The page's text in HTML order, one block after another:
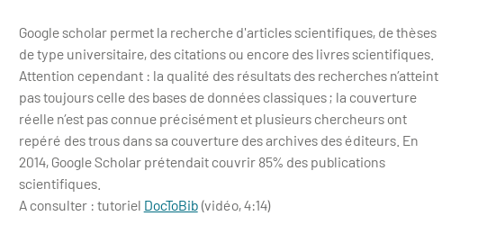
Google scholar permet la recherche d'articles scientifiques, de thèses
de type universitaire, des citations ou encore des livres scientifiques.
Attention cependant : la qualité des résultats des recherches n’atteint
pas toujours celle des bases de données classiques ; la couverture
réelle n’est pas connue précisément et plusieurs chercheurs ont
repéré des trous dans sa couverture des archives des éditeurs. En
2014, Google Scholar prétendait couvrir 85% des publications
scientifiques.
A consulter : tutoriel DocToBib(vidéo, 4:14)